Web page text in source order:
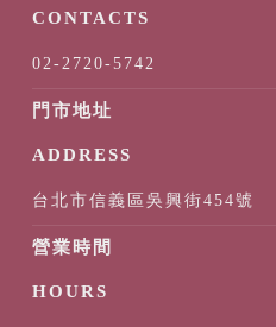
02-2720-5742
台北市信義區吳興街454號